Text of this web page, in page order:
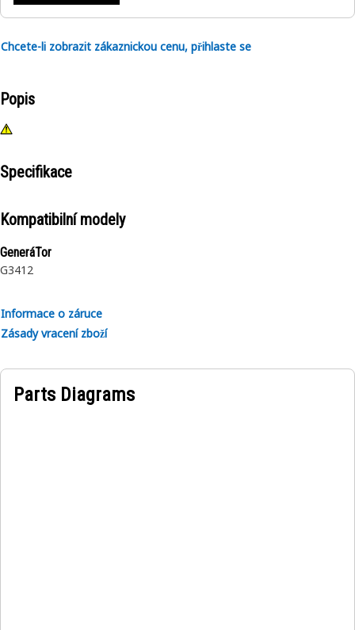
Chcete-li zobrazit zákaznickou cenu, přihlaste se
Popis
Specifikace
Kompatibilní modely
GeneráTor
G3412
Informace o záruce
Zásady vracení zboží
Parts Diagrams